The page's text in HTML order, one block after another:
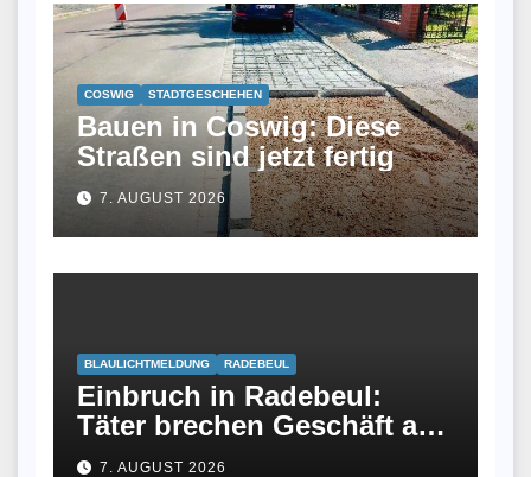
COSWIG STADTGESCHEHEN
Bauen in Coswig: Diese
Straßen sind jetzt fertig
7. AUGUST 2026
BLAULICHTMELDUNG RADEBEUL
Einbruch in Radebeul:
Täter brechen Geschäft an
Meißner Straße auf
7. AUGUST 2026